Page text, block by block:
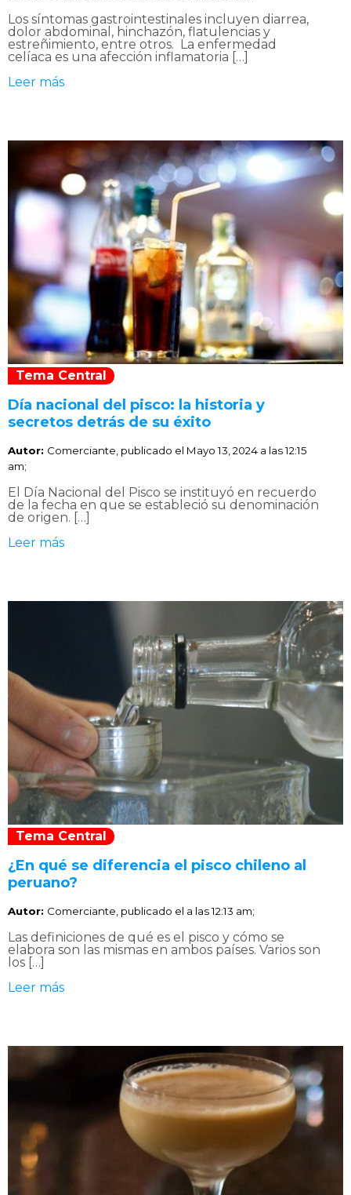
Los síntomas gastrointestinales incluyen diarrea,
dolor abdominal, hinchazón, flatulencias y
estreñimiento, entre otros. La enfermedad
celíaca es una afección inflamatoria […]
Leer más
Tema Central
Día nacional del pisco: la historia y
secretos detrás de su éxito
Autor: Comerciante, publicado el Mayo 13, 2024 a las 12:15
am;
El Día Nacional del Pisco se instituyó en recuerdo
de la fecha en que se estableció su denominación
de origen. […]
Leer más
Tema Central
¿En qué se diferencia el pisco chileno al
peruano?
Autor: Comerciante, publicado el a las 12:13 am;
Las definiciones de qué es el pisco y cómo se
elabora son las mismas en ambos países. Varios son
los […]
Leer más